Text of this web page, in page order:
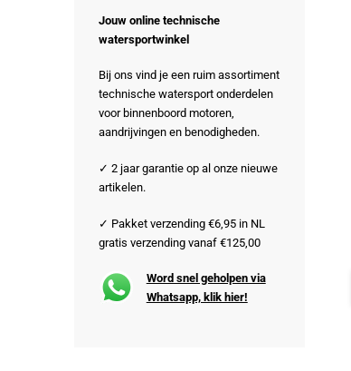
Jouw online technische
watersportwinkel
Bij ons vind je een ruim assortiment
technische watersport onderdelen
voor binnenboord motoren,
aandrijvingen en benodigheden.
✓ 2 jaar garantie op al onze nieuwe
artikelen.
✓ Pakket verzending €6,95 in NL
gratis verzending vanaf €125,00
Word snel geholpen via
Whatsapp, klik hier!